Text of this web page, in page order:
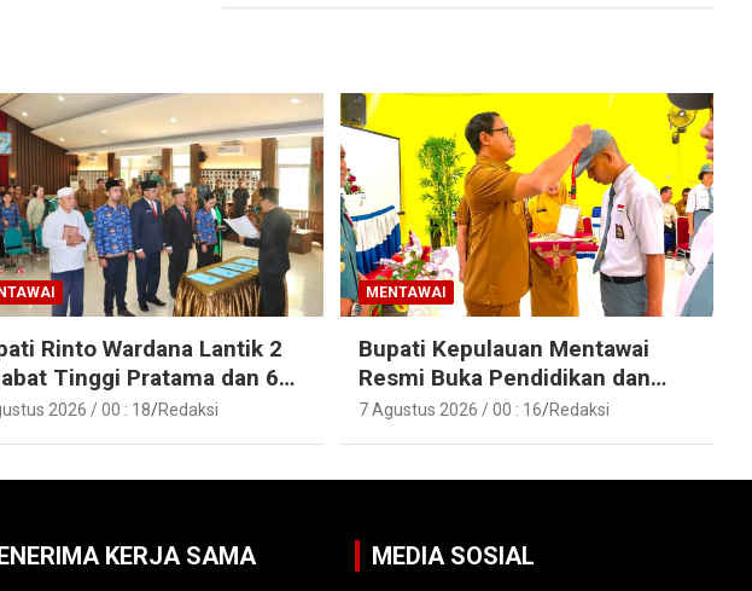
Rinto Wardana Lantik 2
Tinggi Pratama dan 6
Fungsional di
2026 / 00 : 18 Redaksi
MENTAWAI
Bupati Kepulauan Mentawai
Resmi Buka Pendidikan dan
Pelatihan Calon Paskibraka
7 Agustus 2026 / 00 : 16 Redaksi
KERJA SAMA MEDIA SOSIAL